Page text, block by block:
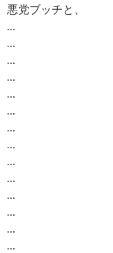
悪党ブッチと、
…
…
…
…
…
…
…
…
…
…
…
…
…
…